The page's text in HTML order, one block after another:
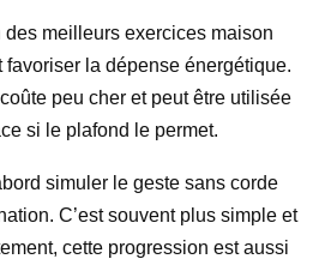
des meilleurs exercices maison
la dépense énergétique.
peu cher et peut être utilisée
si le plafond le permet.
simuler le geste sans corde
C’est souvent plus simple et
cette progression est aussi